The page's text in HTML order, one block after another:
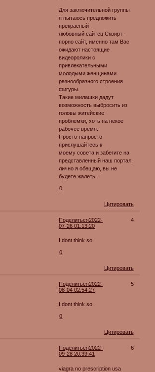
Для заключительной группы
я пытаюсь предложить
прекрасный
любовный сайтец Сквирт -
порно сайт, именно там Вас
ожидают настоящие
видеоролики с
привлекательными
молодыми женщинами
разнообразного строения
фигуры.
Такие милашки дадут
возможность выбросить из
головы житейские
проблемки, хоть на некое
рабочее время.
Просто-напросто
прислушайтесь к
моему совета и забегите на
представленный наш портал,
лично я обещаю, вы не
будете жалеть.
0
Цитировать
Поделиться 4
2022-
07-26 01:13:20
I dont think so
0
Цитировать
Поделиться 5
2022-
08-04 02:54:27
I dont think so
0
Цитировать
Поделиться 6
2022-
09-28 20:39:41
viagra no prescription usa